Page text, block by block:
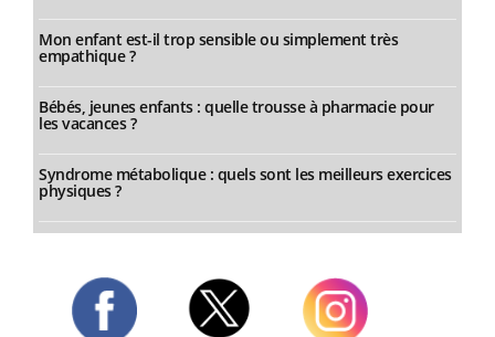
Mon enfant est-il trop sensible ou simplement très
empathique ?
Bébés, jeunes enfants : quelle trousse à pharmacie pour
les vacances ?
Syndrome métabolique : quels sont les meilleurs exercices
physiques ?